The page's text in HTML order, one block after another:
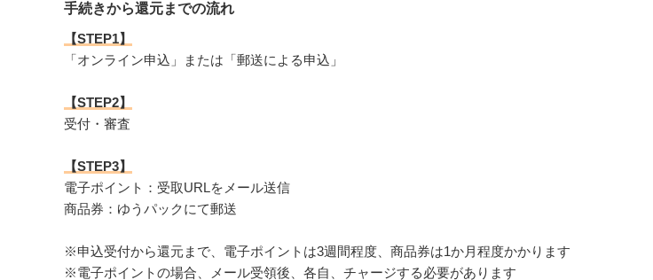
手続きから還元までの流れ
【STEP1】
「オンライン申込」または「郵送による申込」
【STEP2】
受付・審査
【STEP3】
電子ポイント：受取URLをメール送信
商品券：ゆうパックにて郵送
※申込受付から還元まで、電子ポイントは3週間程度、商品券は1か月程度かかります
※電子ポイントの場合、メール受領後、各自、チャージする必要があります